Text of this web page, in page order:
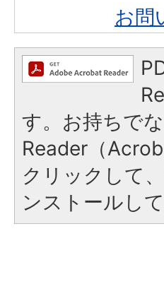
お問
す。お持ちで
Reader（
クリックして
ンストールし